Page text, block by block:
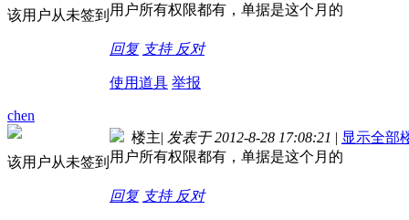
该用户从未签到 用户所有权限都有，单据是这个月的
回复 支持 反对
使用道具 举报
chen
该用户从未签到
楼主| 发表于 2012-8-28 17:08:21 | 显示全部
用户所有权限都有，单据是这个月的
回复 支持 反对